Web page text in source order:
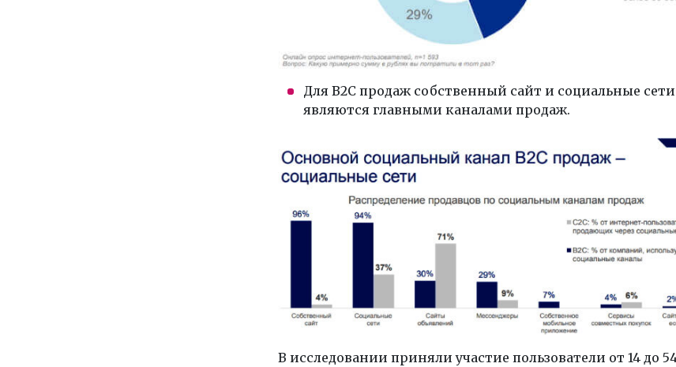
Для B2C продаж собственный сайт и социальные сети
являются главными каналами продаж.
В исследовании приняли участие пользователи от 14 до